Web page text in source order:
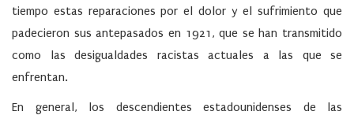
tiempo estas reparaciones por el dolor y el sufrimiento que
padecieron sus antepasados en 1921, que se han transmitido
como las desigualdades racistas actuales a las que se
enfrentan.
En general, los descendientes estadounidenses de las